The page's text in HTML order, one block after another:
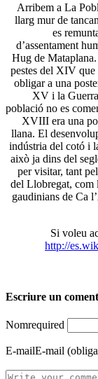
Arribem a La
llarg mur de
es
d’assentament
Hug de
pestes del XIV
obligar a una
XV i la
població no es
XVIII era una
llana. El
indústria del cotó i
això ja dins del
per visitar, tant
del Llobregat, com
gaudinians de Ca
Si voleu
http://
Escriure un
Nomrequired
E-mailE-mail